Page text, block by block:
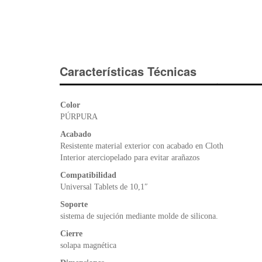
Características Técnicas
Color
PÚRPURA
Acabado
Resistente material exterior con acabado en Cloth
Interior aterciopelado para evitar arañazos
Compatibilidad
Universal Tablets de 10,1″
Soporte
sistema de sujeción mediante molde de silicona.
Cierre
solapa magnética